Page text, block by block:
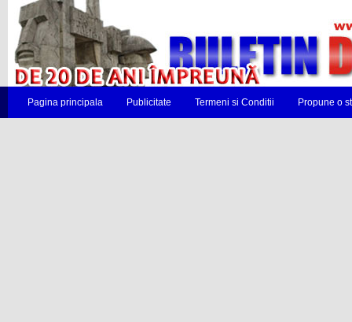
Pagina principala Publicitate Termeni si Conditii Propune o